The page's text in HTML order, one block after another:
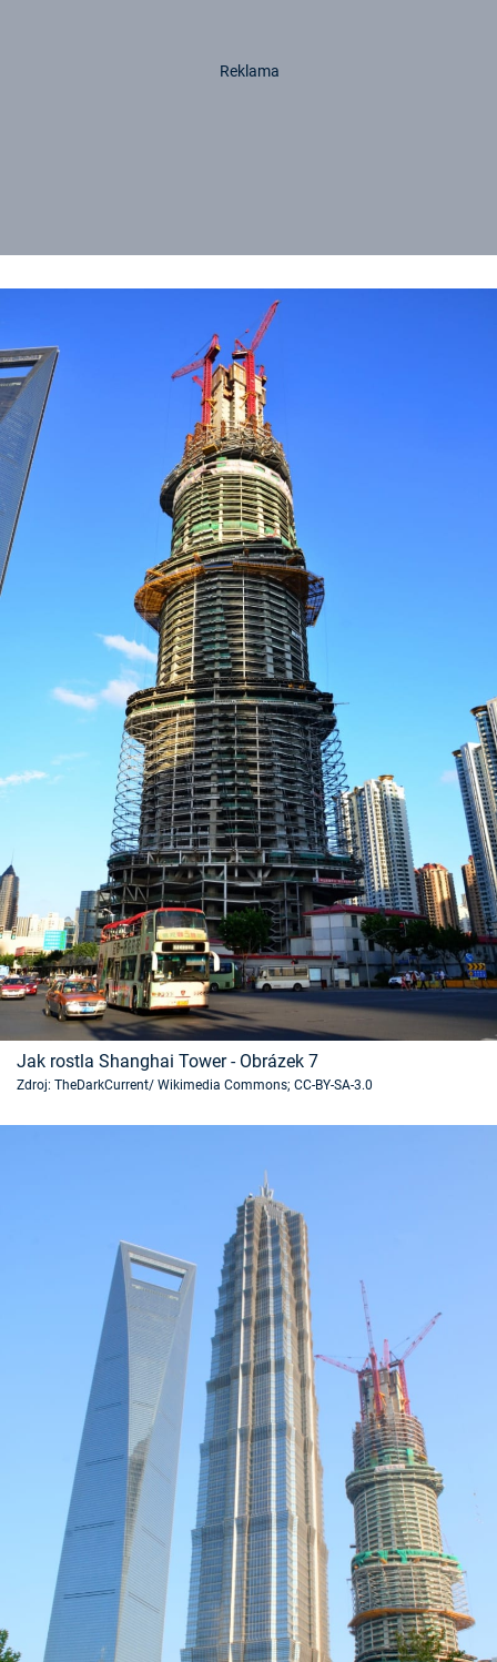
Jak rostla Shanghai Tower - Obrázek 7
Zdroj: TheDarkCurrent/ Wikimedia Commons; CC-BY-SA-3.0